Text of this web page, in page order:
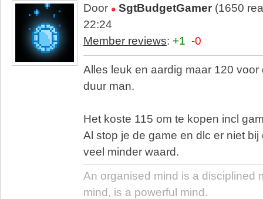
Door SgtBudgetGamer (1650
22:24
Member reviews: +1 -0
Alles leuk en aardig maar 120
duur man.
Het koste 115 om te kopen incl
Al stop je de game en dlc er niet
veel minder waard.
An organised mind is a disciplined
mind, is a powerful mind.